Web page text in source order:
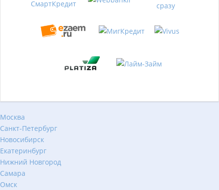
Москва
Санкт-Петербург
Новосибирск
Екатеринбург
Нижний Новгород
Самара
Омск